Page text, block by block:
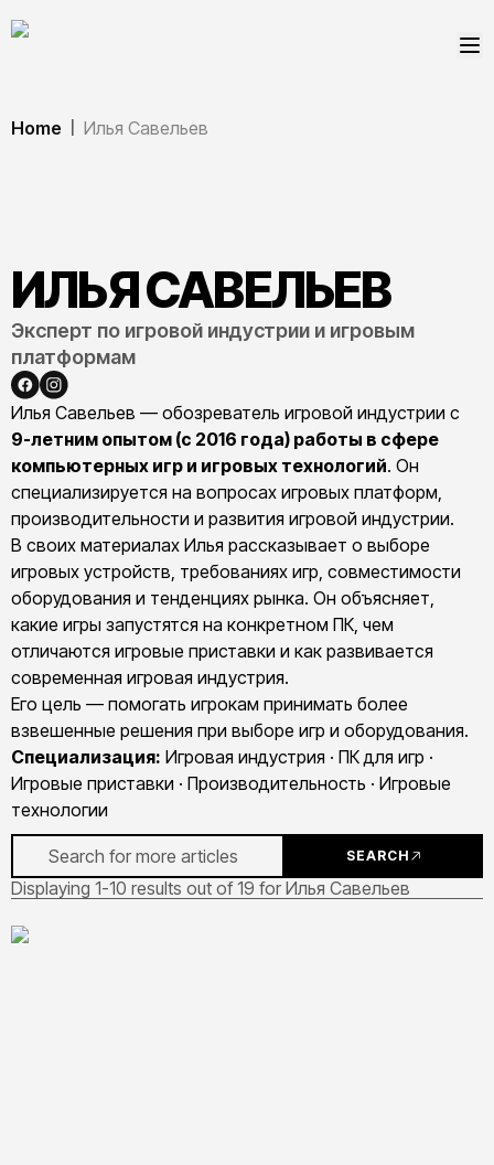
Home Илья Савельев
ИЛЬЯСАВЕЛЬЕВ
Эксперт по игровой индустрии и игровым
платформам
Илья Савельев — обозреватель игровой индустрии с
9-летним опытом (с 2016 года) работы в сфере
компьютерных игр и игровых технологий. Он
специализируется на вопросах игровых платформ,
производительности и развития игровой индустрии.
В своих материалах Илья рассказывает о выборе
игровых устройств, требованиях игр, совместимости
оборудования и тенденциях рынка. Он объясняет,
какие игры запустятся на конкретном ПК, чем
отличаются игровые приставки и как развивается
современная игровая индустрия.
Его цель — помогать игрокам принимать более
взвешенные решения при выборе игр и оборудования.
Специализация: Игровая индустрия · ПК для игр ·
Игровые приставки · Производительность · Игровые
технологии
SEARCH
Displaying 1-10 results out of 19 for Илья Савельев